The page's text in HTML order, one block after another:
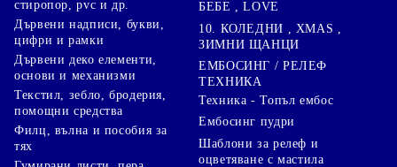
стиропор, pvc и др.
Дървени надписи, букви,
цифри и рамки
Дървени деко елементи,
основи и механизми
Текстил, зебло, бродерия,
помощни средства
Филц, вълна и пособия за
тях
БЕБЕ , LOVE
10. КОЛЕДНИ , XMAS ,
ЗИМНИ ЩАНЦИ
ЕМБОСИНГ / РЕЛЕФ
ТЕХНИКА
Техника - Топъл ембос
Ембосинг пудри
Шаблони за релеф и
оцветяване с мастила